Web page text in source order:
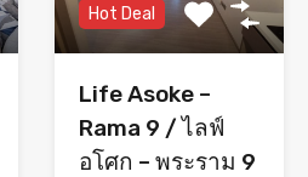
Hot Deal
Life Asoke –
Rama 9 / ไลฟ์
อโศก – พระราม 9